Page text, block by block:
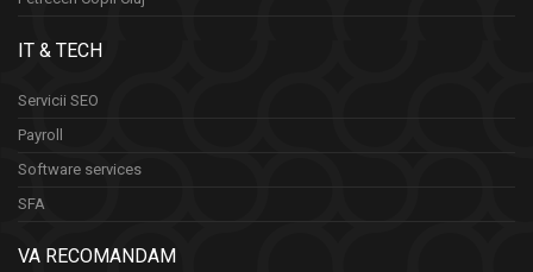
IT & TECH
Servicii SEO
Payroll
Software services
SFA
VA RECOMANDAM